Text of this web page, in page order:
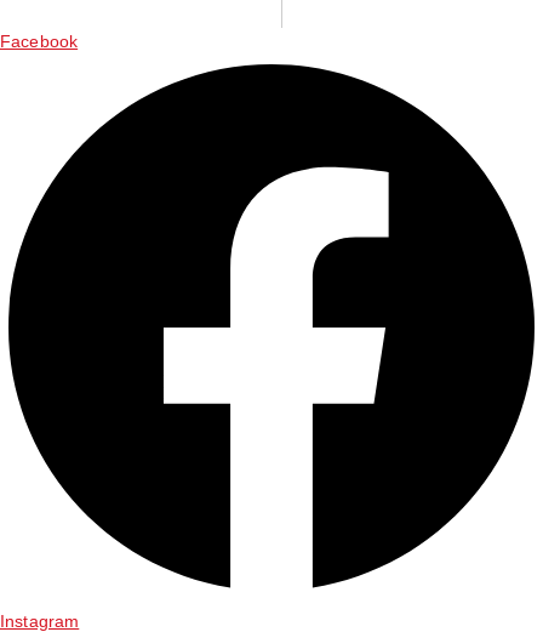
Facebook
Instagram